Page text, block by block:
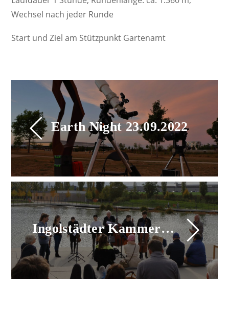
Wechsel nach jeder Runde
Start und Ziel am Stützpunkt Gartenamt
Earth Night 23.09.2022
Ingolstädter Kammerorchester auf Achse mit der INVG